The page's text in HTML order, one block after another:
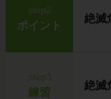
step2
ポイント
絶滅
練習
絶滅